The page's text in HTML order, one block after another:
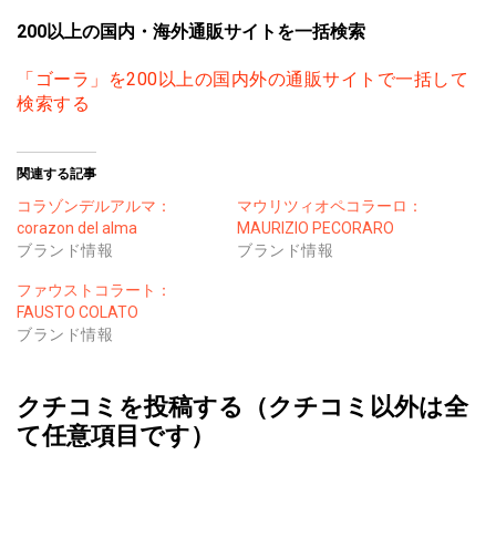
200以上の国内・海外通販サイトを一括検索
「ゴーラ」を200以上の国内外の通販サイトで一括して
検索する
関連する記事
コラゾンデルアルマ：
corazon del alma
ブランド情報
マウリツィオペコラーロ：
MAURIZIO PECORARO
ブランド情報
ファウストコラート：
FAUSTO COLATO
ブランド情報
クチコミを投稿する（クチコミ以外は全
て任意項目です）